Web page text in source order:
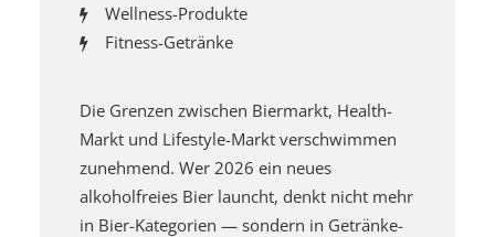
Wellness-Produkte
Fitness-Getränke
Die Grenzen zwischen Biermarkt, Health-
Markt und Lifestyle-Markt verschwimmen
zunehmend. Wer 2026 ein neues
alkoholfreies Bier launcht, denkt nicht mehr
in Bier-Kategorien — sondern in Getränke-